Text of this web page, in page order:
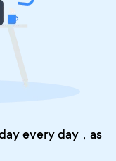
every day，as